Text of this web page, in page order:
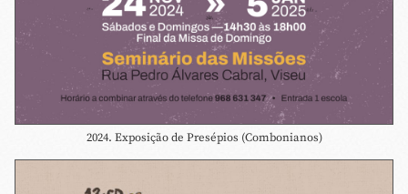
2024. Exposição de Presépios (Combonianos)